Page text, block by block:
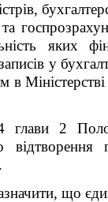
яких
у
в
глави 2
що